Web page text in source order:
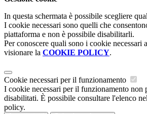
In questa schermata è possibile scegliere
I cookie necessari sono quelli che
piattaforma e non è possibile disabilitarli.
Per conoscere quali sono i cookie necessari
visionare la COOKIE POLICY.
Cookie necessari per il funzionamento
I cookie necessari per il funzionamento non
disabilitati. È possibile consultare l'elenco
policy.